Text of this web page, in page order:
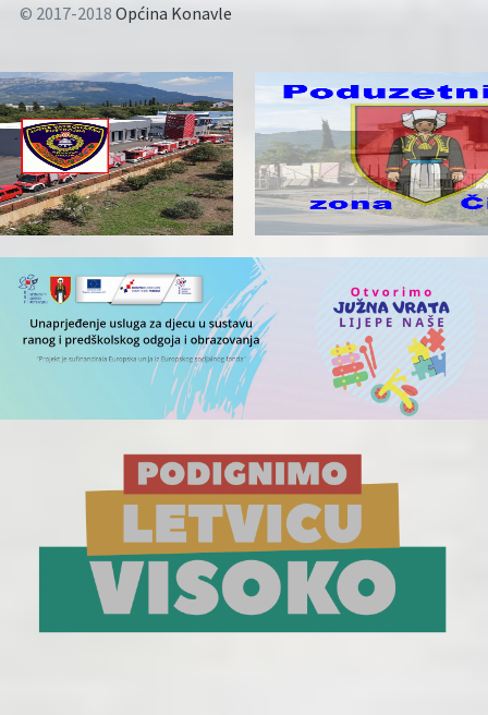
© 2017-2018 Općina Konavle